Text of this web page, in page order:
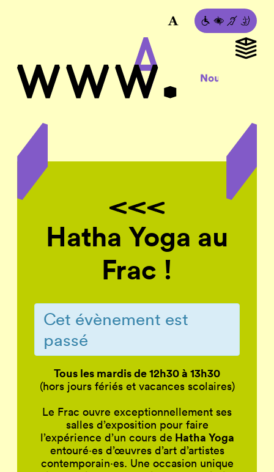
Hatha Yoga au
Frac !
Cet évènement est
passé
Tous les mardis de 12h30 à 13h30
(hors jours fériés et vacances scolaires)
Le Frac ouvre exceptionnellement ses
salles d’exposition pour faire
l’expérience d’un cours de Hatha Yoga
entouré·es d’œuvres d’art d’artistes
contemporain·es. Une occasion unique